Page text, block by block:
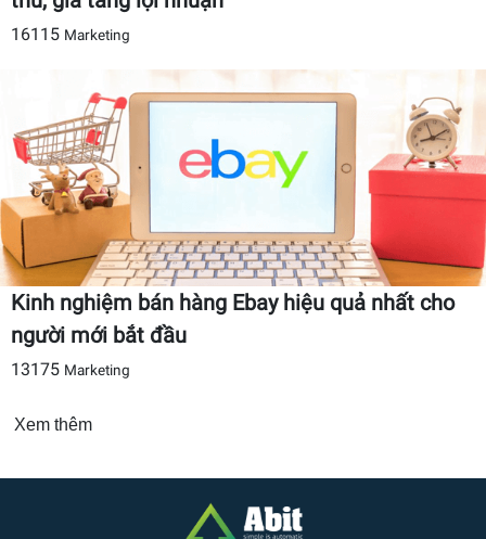
16115 Marketing
Kinh nghiệm bán hàng Ebay hiệu quả nhất cho
người mới bắt đầu
13175 Marketing
Xem thêm